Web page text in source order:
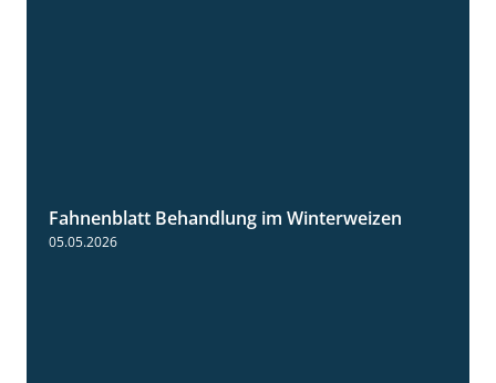
0:53
Fahnenblatt Behandlung im Winterweizen
05.05.2026